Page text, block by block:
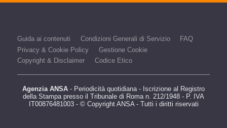
Guida ai contenuti Condizioni Generali di Servizio
FAQ
Privacy & Cookie Policy
Gestione Cookie
Copyright & Disclaimer
Codice Etico
Agenzia ANSA - Periodicità quotidiana - Iscrizione al Registro
della Stampa presso il Tribunale di Roma n. 212/1948 - P. IVA
IT00876481003 - © Copyright ANSA - Tutti i diritti riservati